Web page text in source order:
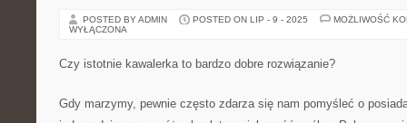
POSTED BY ADMIN POSTED ON LIP - 9 - 2025
MOŻLIWOŚĆ
WYŁĄCZONA
Czy istotnie kawalerka to bardzo dobre rozwiązanie?
Gdy marzymy, pewnie często zdarza się nam pomyśleć o